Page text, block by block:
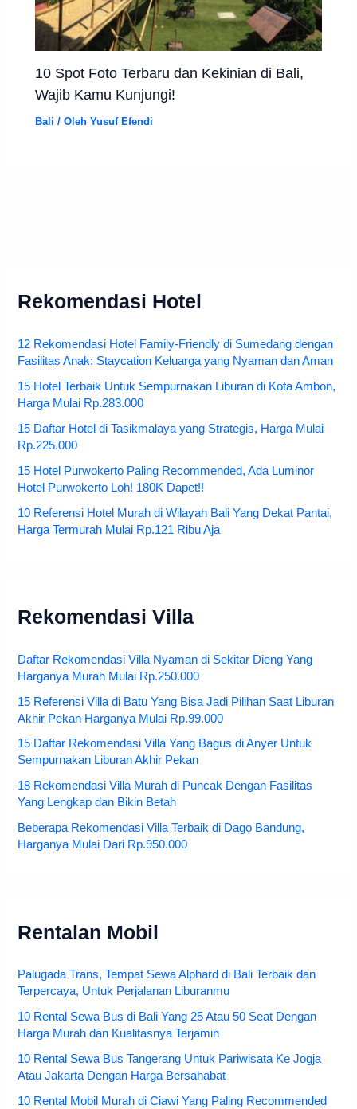
10 Spot Foto Terbaru dan Kekinian di Bali,
Wajib Kamu Kunjungi!
Bali / OlehYusuf Efendi
Rekomendasi Hotel
12 Rekomendasi Hotel Family-Friendly di Sumedang dengan
Fasilitas Anak: Staycation Keluarga yang Nyaman dan Aman
15 Hotel Terbaik Untuk Sempurnakan Liburan di Kota Ambon,
Harga Mulai Rp.283.000
15 Daftar Hotel di Tasikmalaya yang Strategis, Harga Mulai
Rp.225.000
15 Hotel Purwokerto Paling Recommended, Ada Luminor
Hotel Purwokerto Loh! 180K Dapet!!
10 Referensi Hotel Murah di Wilayah Bali Yang Dekat Pantai,
Harga Termurah Mulai Rp.121 Ribu Aja
Rekomendasi Villa
Daftar Rekomendasi Villa Nyaman di Sekitar Dieng Yang
Harganya Murah Mulai Rp.250.000
15 Referensi Villa di Batu Yang Bisa Jadi Pilihan Saat Liburan
Akhir Pekan Harganya Mulai Rp.99.000
15 Daftar Rekomendasi Villa Yang Bagus di Anyer Untuk
Sempurnakan Liburan Akhir Pekan
18 Rekomendasi Villa Murah di Puncak Dengan Fasilitas
Yang Lengkap dan Bikin Betah
Beberapa Rekomendasi Villa Terbaik di Dago Bandung,
Harganya Mulai Dari Rp.950.000
Rentalan Mobil
Palugada Trans, Tempat Sewa Alphard di Bali Terbaik dan
Terpercaya, Untuk Perjalanan Liburanmu
10 Rental Sewa Bus di Bali Yang 25 Atau 50 Seat Dengan
Harga Murah dan Kualitasnya Terjamin
10 Rental Sewa Bus Tangerang Untuk Pariwisata Ke Jogja
Atau Jakarta Dengan Harga Bersahabat
10 Rental Mobil Murah di Ciawi Yang Paling Recommended